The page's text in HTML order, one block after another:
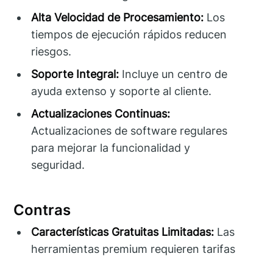
Alta Velocidad de Procesamiento: Los
tiempos de ejecución rápidos reducen
riesgos.
Soporte Integral: Incluye un centro de
ayuda extenso y soporte al cliente.
Actualizaciones Continuas:
Actualizaciones de software regulares
para mejorar la funcionalidad y
seguridad.
Contras
Características Gratuitas Limitadas: Las
herramientas premium requieren tarifas